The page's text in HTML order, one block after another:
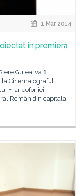
1 Mar 2014
în premieră
Gulea, va fi
la Cinematograful
Francofoniei”.
Român din capitala